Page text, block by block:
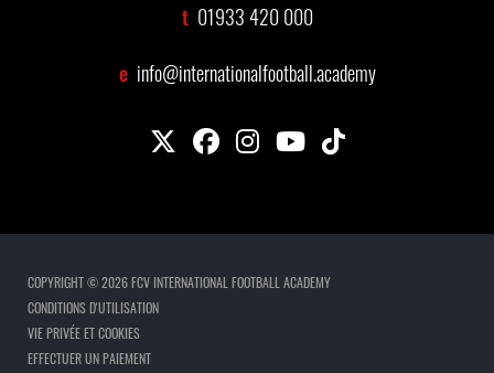
t 01933 420 000
e info@internationalfootball.academy
COPYRIGHT © 2026 FCV INTERNATIONAL FOOTBALL ACADEMY
CONDITIONS D'UTILISATION
VIE PRIVÉE ET COOKIES
EFFECTUER UN PAIEMENT